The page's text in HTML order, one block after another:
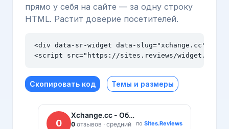
прямо у себя на сайте — за одну строку
HTML. Растит доверие посетителей.
<div data-sr-widget data-slug="xchange.cc"
<script src="https://sites.reviews/widget.js"
Скопировать код Темы и размеры